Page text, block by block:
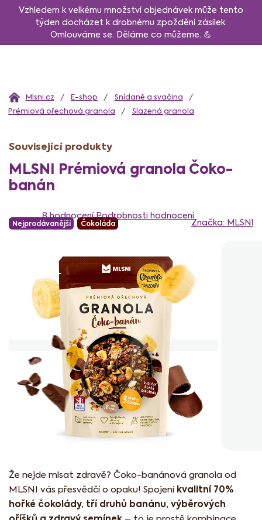
PřejítVzhledem k velkému množství objednávek může tento
týden docházet k drobnému zpoždění zásilek.
Omlouváme se. Děláme co můžeme. 💪
Domů E-shop
Snídaně a svačina
Prémiová ořechová granola
Slazená granola
MLSNI Prémiová granola Čoko-
banán
Nejprodávanější Čokoláda
hodnocení
produktu
5
hvězdiček.
8 hodnocení Podrobnosti hodnocení
Značka: MLSNI
Že nejde mlsat zdravě? Čoko-banánová granola od
MLSNI vás přesvědčí o opaku! Spojení kvalitní 70%
hořké čokolády, tří druhů banánu, výběrových
Související produkty